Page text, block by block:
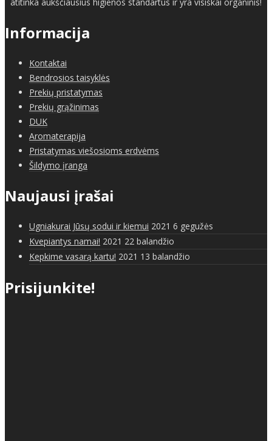
atitinka aukščiausius higienos standartus ir yra visiškai organinis!
Informacija
Kontaktai
Bendrosios taisyklės
Prekių pristatymas
Prekių grąžinimas
DUK
Aromaterapija
Pristatymas viešosioms erdvėms
Šildymo įranga
Naujausi įrašai
Ugniakurai Jūsų sodui ir kiemui 2021 6 gegužės
Kvepiantys namai! 2021 22 balandžio
Kepkime vasarą kartu! 2021 13 balandžio
Prisijunkite!